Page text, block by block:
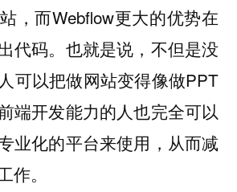
，而Webflow更大的优势在
代码。也就是说，不但是没
可以把做网站变得像做PPT
端开发能力的人也完全可以
业化的平台来使用，从而减
作。